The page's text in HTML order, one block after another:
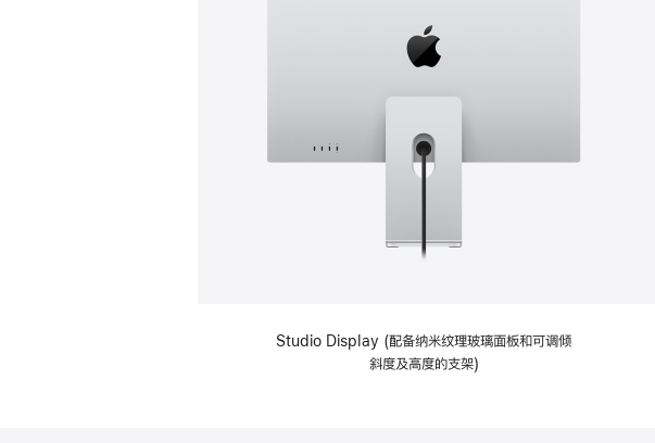
Studio Display (配备纳米纹理玻璃面板和可调倾
斜度及高度的支架)